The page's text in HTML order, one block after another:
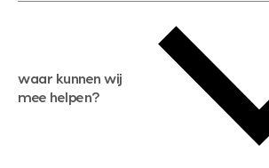
waar kunnen wij
mee helpen?